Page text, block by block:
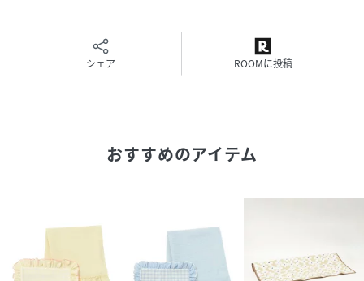
■商品の特性上、サイズや色柄などに多少のばらつきがあり
■使用中の摩擦により、毛羽立ち・毛玉が生じることがあり
■使用する前に、設置場所が平らで安定していることを確認
■小石や鋭利なものがあると生地が破れる恐れがあります。
取り除いてから使用してください。
■使用中の怪我や破損を防ぐため、シートに飛び乗ったり、
シェア ROOMに投稿
おすすめのアイテム